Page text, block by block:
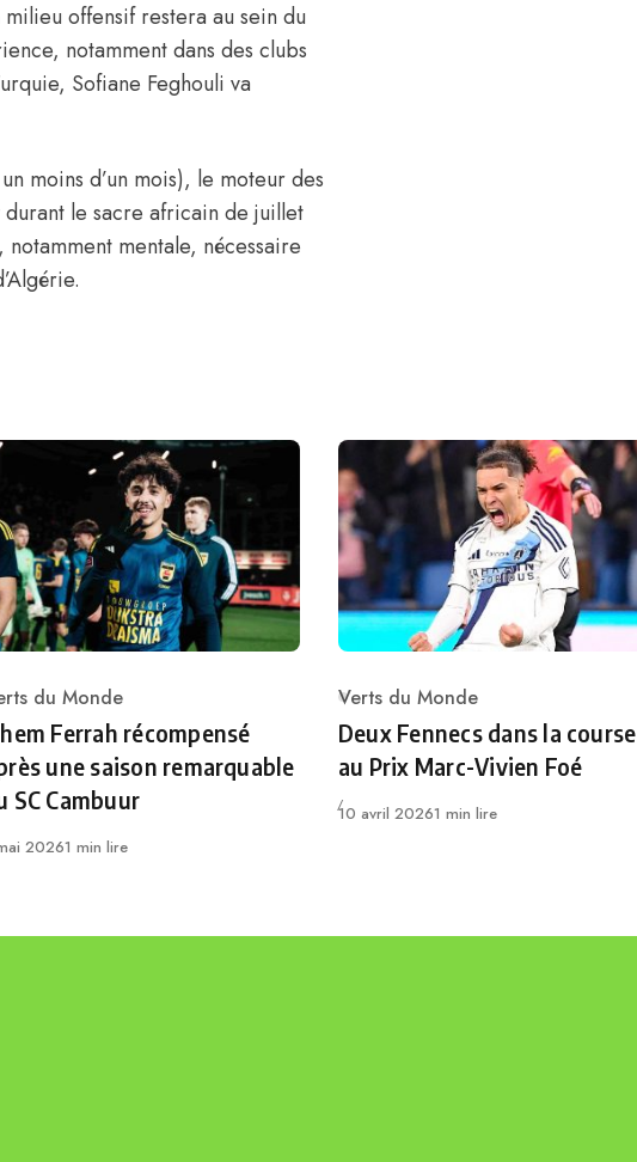
offensif restera au sein du
notamment dans des clubs
Sofiane Feghouli va
moins d’un mois), le moteur des
le sacre africain de juillet
mentale, nécessaire
du Monde
Ferrah récompensé
une saison remarquable
SC Cambuur
20261 min lire
Category
Verts du Monde
Deux Fennecs dans la course
au Prix Marc-Vivien Foé
Publié
10 avril 20261 min lire